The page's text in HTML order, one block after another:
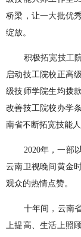
桥梁，让一大批优
绽放。
积极拓宽技工院
启动技工院校正高
级技师学院生均拨
改善技工院校办学
南省不断拓宽技能
2020年，一部以
云南卫视晚间黄金
观众的热情点赞。
十年间，云南省
上提高、生活上照